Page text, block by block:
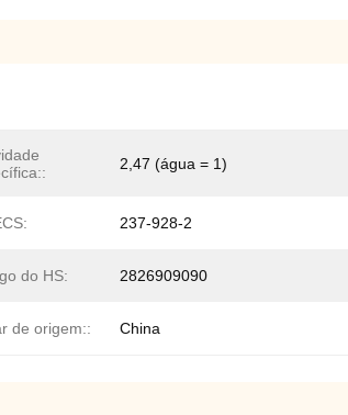
2,47 (água = 1)
237-928-2
do HS: 2826909090
de origem:: China